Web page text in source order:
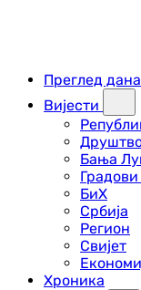
Преглед дана
Вијести
Бања
БиХ
Србија
Регион
Свијет
Хроника